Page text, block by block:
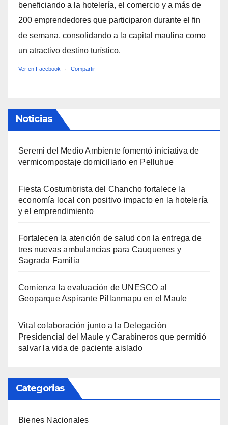
beneficiando a la hotelería, el comercio y a más de
200 emprendedores que participaron durante el fin
de semana, consolidando a la capital maulina como
un atractivo destino turístico.
Ver en Facebook · Compartir
Noticias
Seremi del Medio Ambiente fomentó iniciativa de
vermicompostaje domiciliario en Pelluhue
Fiesta Costumbrista del Chancho fortalece la
economía local con positivo impacto en la hotelería
y el emprendimiento
Fortalecen la atención de salud con la entrega de
tres nuevas ambulancias para Cauquenes y
Sagrada Familia
Comienza la evaluación de UNESCO al
Geoparque Aspirante Pillanmapu en el Maule
Vital colaboración junto a la Delegación
Presidencial del Maule y Carabineros que permitió
salvar la vida de paciente aislado
Categorias
Bienes Nacionales